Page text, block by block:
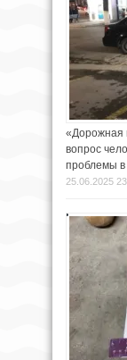
«Дорожная
вопрос
проблемы
25.06.2025